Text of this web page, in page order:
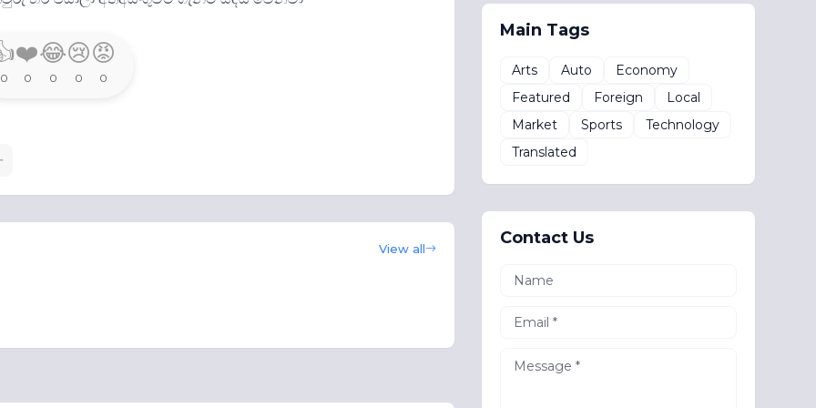
0
❤️
0
😂
0
😢
0
😡
0
View all
Main Tags
Arts Auto
Economy
Featured
Foreign
Local
Market
Sports
Technology
Translated
Contact Us